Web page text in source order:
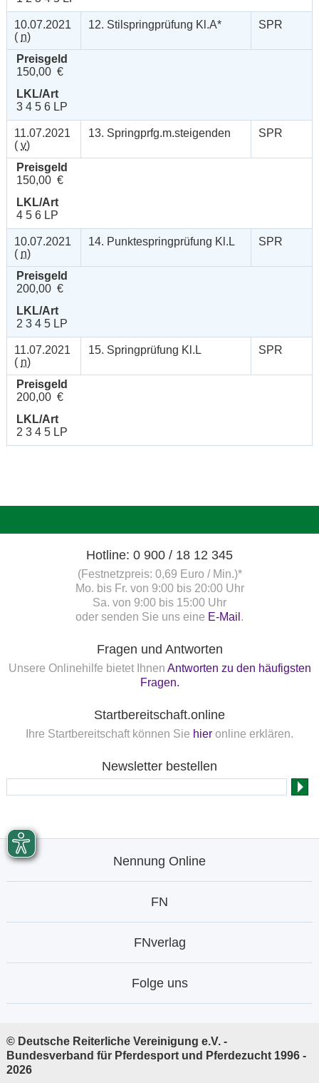
10.07.2021
( n)
12. Stilspringprüfung Kl.A* SPR
Preisgeld
150,00 €
LKL/Art
3 4 5 6 LP
11.07.2021
( v)
13. Springprfg.m.steigenden SPR
Preisgeld
150,00 €
LKL/Art
4 5 6 LP
10.07.2021
( n)
14. Punktespringprüfung Kl.L SPR
Preisgeld
200,00 €
LKL/Art
2 3 4 5 LP
11.07.2021
( n)
15. Springprüfung Kl.L SPR
Preisgeld
200,00 €
LKL/Art
2 3 4 5 LP
Hotline: 0 900 / 18 12 345
(Festnetzpreis: 0,69 Euro / Min.)*
Mo. bis Fr. von 9:00 bis 20:00 Uhr
Sa. von 9:00 bis 15:00 Uhr
oder senden Sie uns eine E-Mail .
Fragen und Antworten
Unsere Onlinehilfe bietet Ihnen Antworten zu den häufigsten
Fragen.
Startbereitschaft.online
Ihre Startbereitschaft können Sie hier online erklären.
Newsletter bestellen
Nennung Online
FN
FNverlag
Folge uns
© Deutsche Reiterliche Vereinigung e.V. -
Bundesverband für Pferdesport und Pferdezucht 1996 -
2026